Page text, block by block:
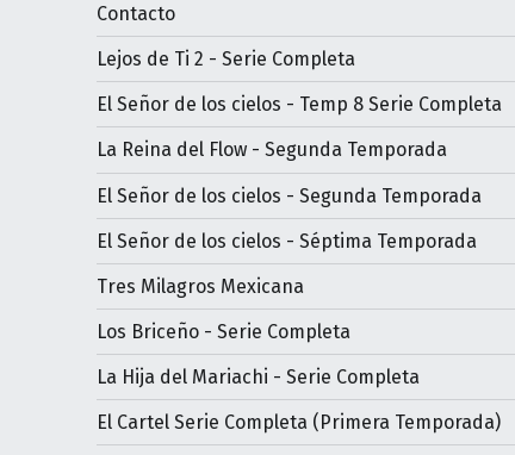
Contacto
Lejos de Ti 2 - Serie Completa
El Señor de los cielos - Temp 8 Serie Completa
La Reina del Flow - Segunda Temporada
El Señor de los cielos - Segunda Temporada
El Señor de los cielos - Séptima Temporada
Tres Milagros Mexicana
Los Briceño - Serie Completa
La Hija del Mariachi - Serie Completa
El Cartel Serie Completa (Primera Temporada)